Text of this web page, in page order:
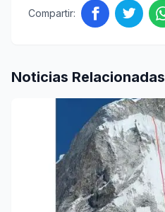
Compartir:
Noticias Relacionadas